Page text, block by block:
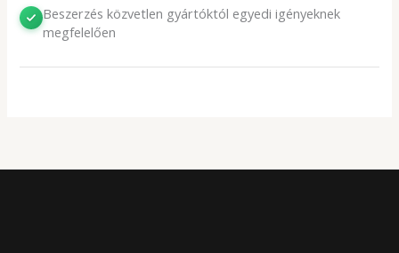
Beszerzés közvetlen gyártóktól egyedi igényeknek
megfelelően